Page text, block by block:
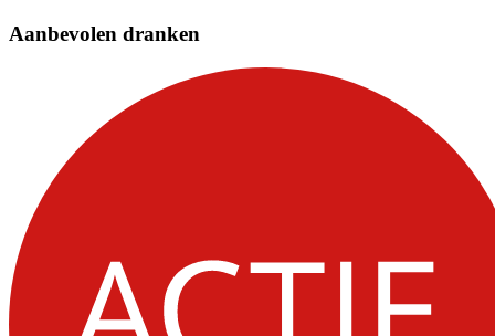
Aanbevolen dranken